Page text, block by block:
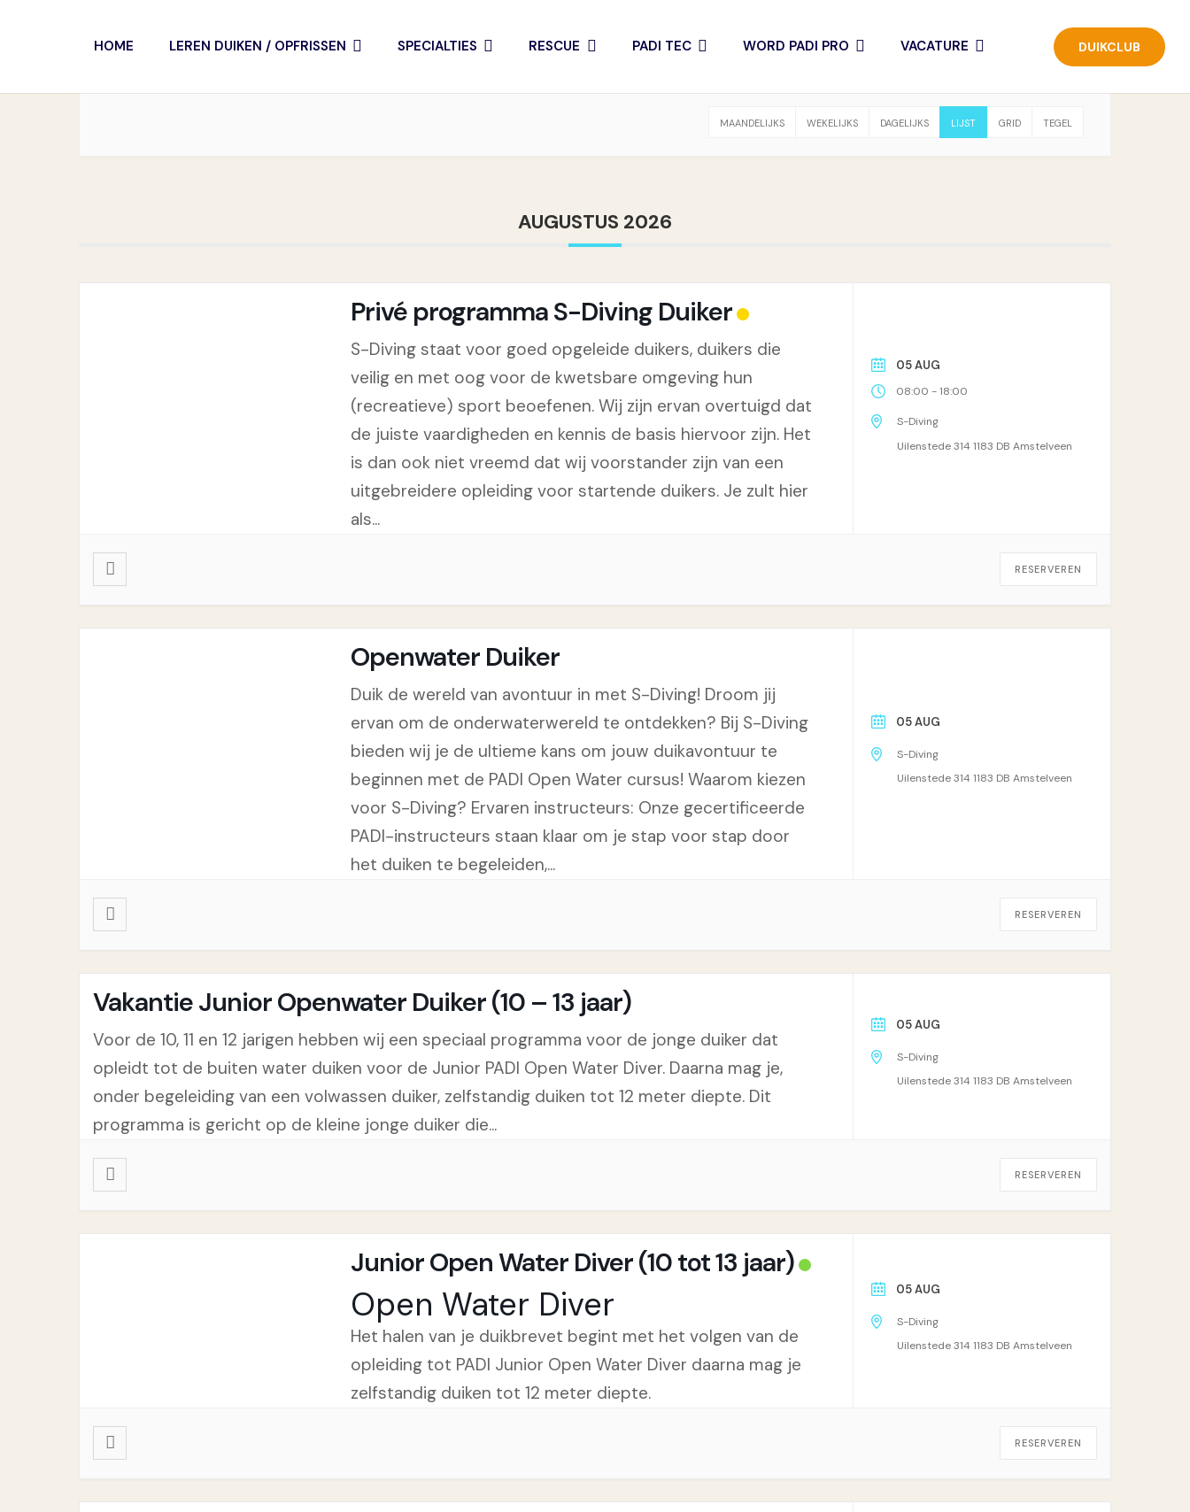
HOME LEREN DUIKEN / OPFRISSEN SPECIALTIES RESCUE PADI TEC WORD PADI PRO VACATURE DUIKCLUB
Open water
MAANDELIJKS WEKELIJKS DAGELIJKS LIJST GRID TEGEL
AUGUSTUS 2026
Privé programma S-Diving Duiker
S-Diving staat voor goed opgeleide duikers, duikers die
veilig en met oog voor de kwetsbare omgeving hun
(recreatieve) sport beoefenen. Wij zijn ervan overtuigd dat
de juiste vaardigheden en kennis de basis hiervoor zijn. Het
is dan ook niet vreemd dat wij voorstander zijn van een
uitgebreidere opleiding voor startende duikers. Je zult hier
als...
05 AUG
08:00 -18:00
S-Diving
Uilenstede 314 1183 DB Amstelveen
RESERVEREN
Openwater Duiker
Duik de wereld van avontuur in met S-Diving! Droom jij
ervan om de onderwaterwereld te ontdekken? Bij S-Diving
bieden wij je de ultieme kans om jouw duikavontuur te
beginnen met de PADI Open Water cursus! Waarom kiezen
voor S-Diving? Ervaren instructeurs: Onze gecertificeerde
PADI-instructeurs staan klaar om je stap voor stap door
het duiken te begeleiden,...
05 AUG
S-Diving
Uilenstede 314 1183 DB Amstelveen
RESERVEREN
Vakantie Junior Openwater Duiker (10 – 13 jaar)
Voor de 10, 11 en 12 jarigen hebben wij een speciaal programma voor de jonge duiker dat
opleidt tot de buiten water duiken voor de Junior PADI Open Water Diver. Daarna mag je,
onder begeleiding van een volwassen duiker, zelfstandig duiken tot 12 meter diepte. Dit
programma is gericht op de kleine jonge duiker die...
05 AUG
S-Diving
Uilenstede 314 1183 DB Amstelveen
RESERVEREN
Junior Open Water Diver (10 tot 13 jaar)
Open Water Diver
Het halen van je duikbrevet begint met het volgen van de
opleiding tot PADI Junior Open Water Diver daarna mag je
zelfstandig duiken tot 12 meter diepte.
05 AUG
S-Diving
Uilenstede 314 1183 DB Amstelveen
RESERVEREN